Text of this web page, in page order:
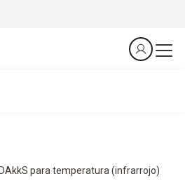
para temperatura (infrarrojo)